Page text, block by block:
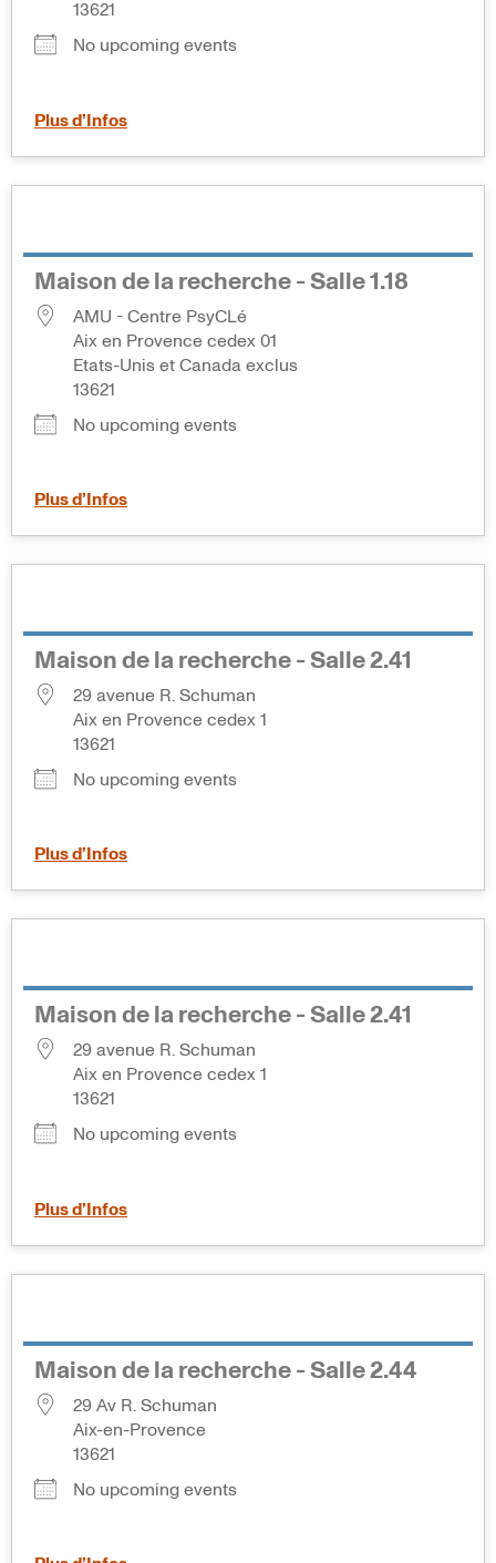
13621
No upcoming events
Plus d’Infos
Maison de la recherche - Salle 1.18
AMU - Centre PsyCLé
Aix en Provence cedex 01
Etats-Unis et Canada exclus
13621
No upcoming events
Plus d’Infos
Maison de la recherche - Salle 2.41
29 avenue R. Schuman
Aix en Provence cedex 1
13621
No upcoming events
Plus d’Infos
Maison de la recherche - Salle 2.41
29 avenue R. Schuman
Aix en Provence cedex 1
13621
No upcoming events
Plus d’Infos
Maison de la recherche - Salle 2.44
29 Av R. Schuman
Aix-en-Provence
13621
No upcoming events